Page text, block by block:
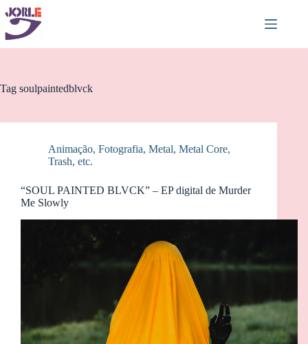
Pular
para
conteúdo
Tag soulpaintedblvck
Animação, Fotografia, Metal, Metal Core,
Trash, etc.
“SOUL PAINTED BLVCK” – EP digital de Murder
Me Slowly